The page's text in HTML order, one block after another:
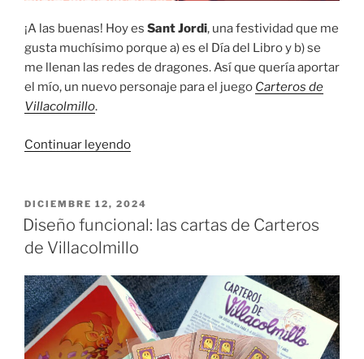
¡A las buenas! Hoy es Sant Jordi, una festividad que me
gusta muchísimo porque a) es el Día del Libro y b) se
me llenan las redes de dragones. Así que quería aportar
el mío, un nuevo personaje para el juego Carteros de
Villacolmillo.
Continuar leyendo«Nuevo
Carteros
de
Villacolmillo:
PUBLICADO
EL
DICIEMBRE 12, 2024
Diseño funcional: las cartas de Carteros
de Villacolmillo